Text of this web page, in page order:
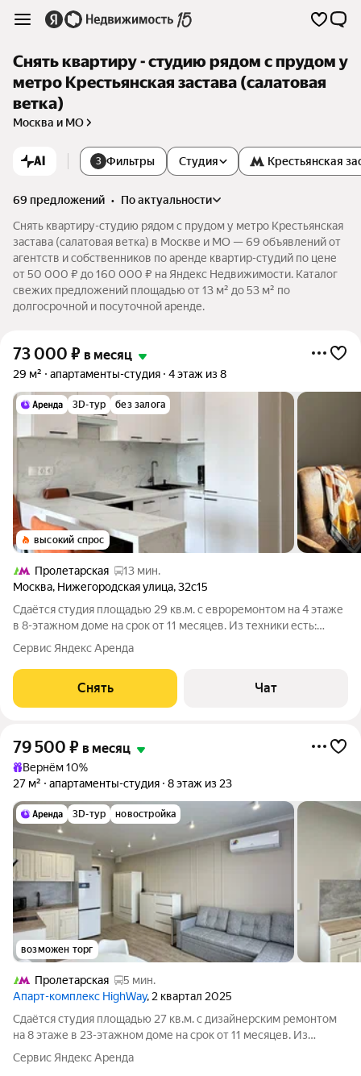
Снять квартиру - студию рядом с прудом у
метро Крестьянская застава (салатовая
ветка)
Москва и МО
AI 3 Фильтры Студия Крестьянская
69 предложений •
по актуальности
Снять квартиру-студию рядом с прудом у метро Крестьянская
застава (салатовая ветка) в Москве и МО — 69 объявлений от
агентств и собственников по аренде квартир-студий по цене
от 50 000 ₽ до 160 000 ₽ на Яндекс Недвижимости. Каталог
свежих предложений площадью от 13 м² до 53 м² по
долгосрочной и посуточной аренде.
73 000 ₽ в месяц
29 м² апартаменты-студия 4 этаж из 8
3D-тур без залога
высокий спрос
Пролетарская
13 мин.
Москва, Нижегородская улица,32с15
Сдаётся студия площадью 29 кв.м. с евроремонтом на 4 этаже
в 8-этажном доме на срок от 11 месяцев. Из техники есть:
Телевизор Духовой шкаф Стиральная машина Холодильник
Кондиционер Микроволновка Пылесос Дом - панельный, окна
выходят на улицу.
Сервис Яндекс Аренда
Снять Чат
79 500 ₽ в месяц
Вернём 10%
27 м²
апартаменты-студия 8 этаж из 23
3D-тур новостройка
возможен торг
Пролетарская
5 мин.
Апарт-комплекс HighWay, 2 квартал 2025
Сдаётся студия площадью 27 кв.м. с дизайнерским ремонтом
на 8 этаже в 23-этажном доме на срок от 11 месяцев. Из
техники есть: Стиральная машина Холодильник Кондиционер
Микроволновка Пылесос Дом - монолитный, окна выходят во
Сервис Яндекс Аренда